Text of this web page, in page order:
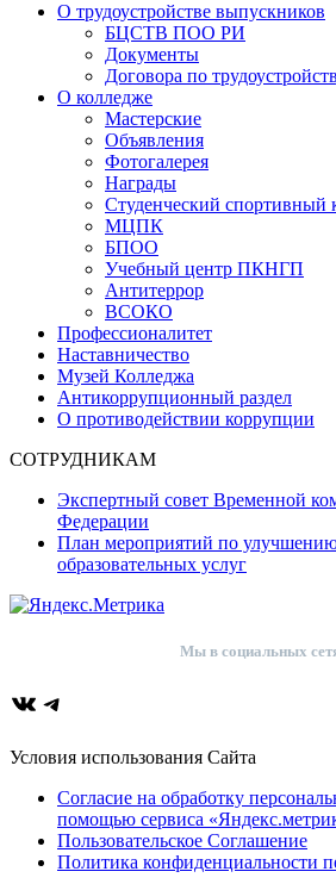
О трудоустройстве выпускников
БЦСТВ ПОО РИ
Документы
Договора по
О колледже
Мастерские
Объявления
Фотогалерея
Награды
Студенческий
МЦПК
БПОО
Учебный центр ПКНГП
Антитеррор
ВСОКО
Профессионалитет
Наставничество
Музей Колледжа
Антикоррупционный раздел
О противодействии коррупции
СОТРУДНИКАМ
Экспертный совет Временной
Федерации
План мероприятий по улучшению
образовательных услуг
Мы в социальных
ВКонтакте
Telegram
Условия использования Сайта
Согласие на обработку
помощью сервиса
Пользовательское Соглашение
Политика конфиденциальности